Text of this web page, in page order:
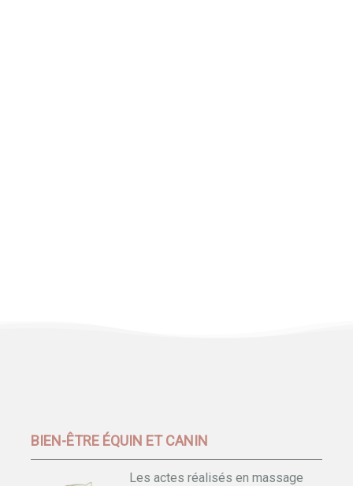
BIEN-ÊTRE ÉQUIN ET CANIN
Les actes réalisés en massage